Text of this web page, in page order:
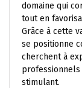
domaine qui
tout en
Grâce à cette
se positionne
cherchent à
professionnels
stimulant.